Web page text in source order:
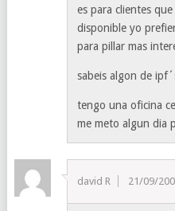
es para clientes
disponible yo
para pillar mas
sabeis algon de
tengo una oficina
me meto algun dia
david R 21/09/